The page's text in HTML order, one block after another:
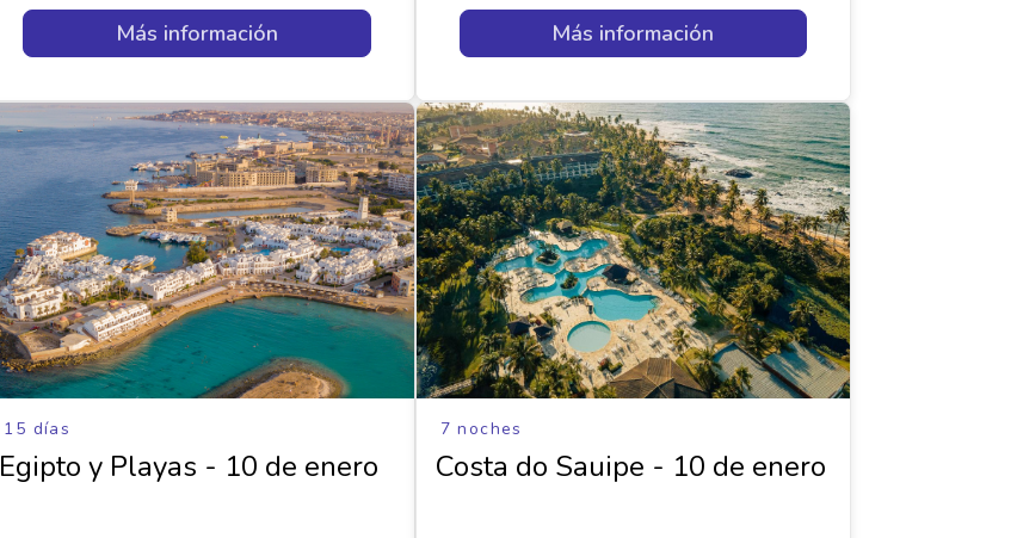
Más información Más información
15 días
Egipto y Playas - 10 de enero
7 noches
Costa do Sauipe - 10 de enero